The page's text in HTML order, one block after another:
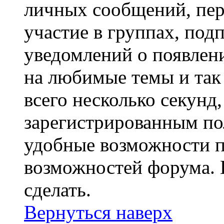
личных сообщений,
участие в группах,
уведомлений о
на любимые темы и так
всего несколько
зарегистрированным
удобные возможности
возможностей
сделать.
Вернуться наверх